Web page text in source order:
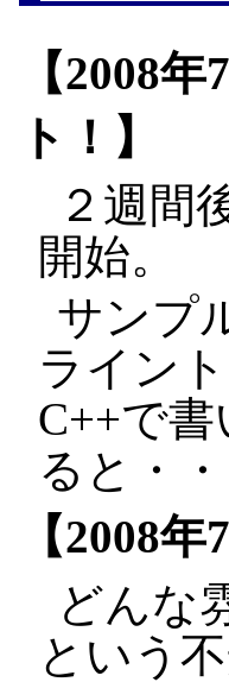
【2008
ト！】
２週間
開始。
サンプ
ライン
C++で
ると・・
【2008
どんな
という